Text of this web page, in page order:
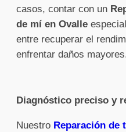
casos, contar con un
de mí en Ovalle
entre recuperar el
enfrentar daños
Diagnóstico preciso y
Nuestro Reparación de